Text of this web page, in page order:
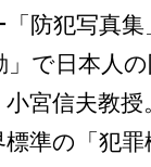
防犯写真集
で日本人
宮信夫教授
準の「犯罪